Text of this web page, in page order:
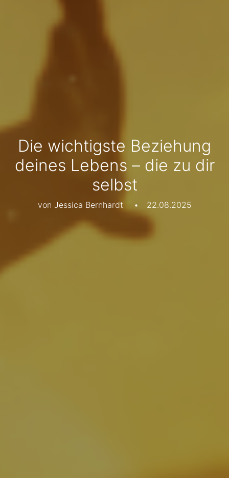
Die wichtigste Beziehung
deines Lebens – die zu dir
selbst
von Jessica Bernhardt • 22.08.2025